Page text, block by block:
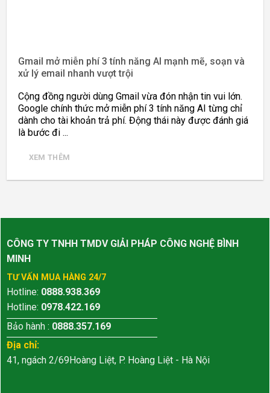
Gmail mở miễn phí 3 tính năng AI mạnh mẽ, soạn và
xử lý email nhanh vượt trội
Cộng đồng người dùng Gmail vừa đón nhận tin vui lớn.
Google chính thức mở miễn phí 3 tính năng AI từng chỉ
dành cho tài khoản trả phí. Động thái này được đánh giá
là bước đi ...
XEM THÊM
CÔNG TY TNHH TMDV GIẢI PHÁP CÔNG NGHỆ BÌNH
MINH
TƯ VẤN MUA HÀNG 24/7
Hotline: 0888.938.369
Hotline: 0978.422.169
Bảo hành : 0888.357.169
Địa chỉ:
41, ngách 2/69Hoàng Liệt, P. Hoàng Liệt - Hà Nội